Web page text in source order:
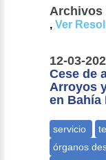
Archivos
,Ver
12-03-
Cese de
Arroyos
en Bahía